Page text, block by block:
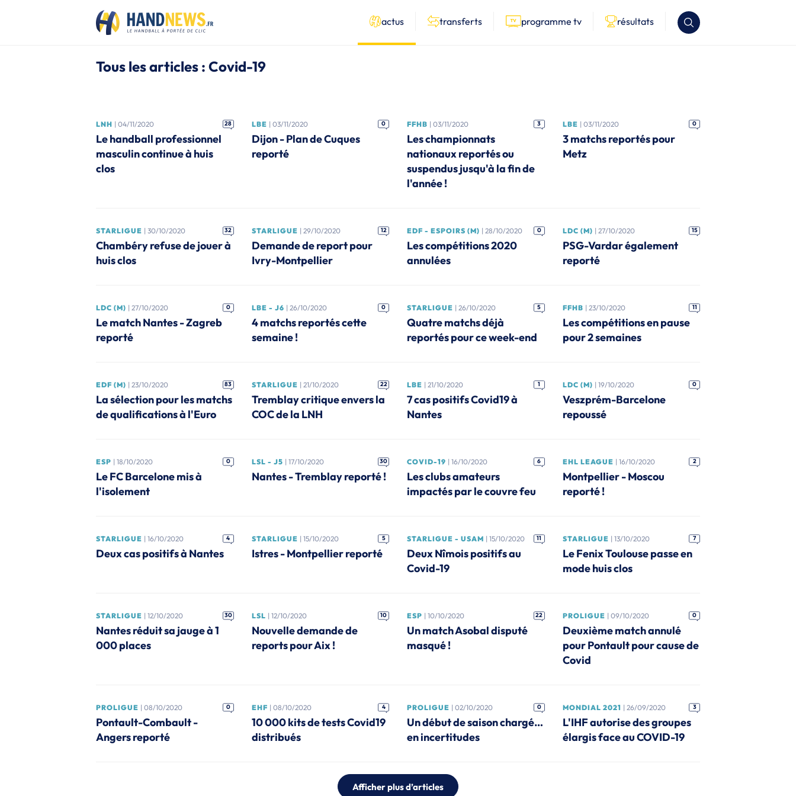
actus transferts programme tv résultats
Tous les articles : Covid-19
LNH | 04/11/2020 28
Le handball professionnel
masculin continue à huis
clos
LBE | 03/11/2020 0
Dijon - Plan de Cuques
reporté
FFHB | 03/11/2020 3
Les championnats
nationaux reportés ou
suspendus jusqu'à la fin de
l'année !
LBE | 03/11/2020 0
3 matchs reportés pour
Metz
STARLIGUE | 30/10/2020 32
Chambéry refuse de jouer à
huis clos
STARLIGUE | 29/10/2020 12
Demande de report pour
Ivry-Montpellier
EDF - ESPOIRS (M) | 28/10/2020 0
Les compétitions 2020
annulées
LDC (M) | 27/10/2020 15
PSG-Vardar également
reporté
LDC (M) | 27/10/2020 0
Le match Nantes - Zagreb
reporté
LBE - J6 | 26/10/2020 0
4 matchs reportés cette
semaine !
STARLIGUE | 26/10/2020 5
Quatre matchs déjà
reportés pour ce week-end
FFHB | 23/10/2020 11
Les compétitions en pause
pour 2 semaines
EDF (M) | 23/10/2020 83
La sélection pour les matchs
de qualifications à l'Euro
STARLIGUE | 21/10/2020 22
Tremblay critique envers la
COC de la LNH
LBE | 21/10/2020 1
7 cas positifs Covid19 à
Nantes
LDC (M) | 19/10/2020 0
Veszprém-Barcelone
repoussé
ESP | 18/10/2020 0
Le FC Barcelone mis à
l'isolement
LSL - J5 | 17/10/2020 30
Nantes - Tremblay reporté !
COVID-19 | 16/10/2020 6
Les clubs amateurs
impactés par le couvre feu
EHL LEAGUE | 16/10/2020 2
Montpellier - Moscou
reporté !
STARLIGUE | 16/10/2020 4
Deux cas positifs à Nantes
STARLIGUE | 15/10/2020 5
Istres - Montpellier reporté
STARLIGUE - USAM | 15/10/2020 11
Deux Nîmois positifs au
Covid-19
STARLIGUE | 13/10/2020 7
Le Fenix Toulouse passe en
mode huis clos
STARLIGUE | 12/10/2020 30
Nantes réduit sa jauge à 1
000 places
LSL | 12/10/2020 10
Nouvelle demande de
reports pour Aix !
ESP | 10/10/2020 22
Un match Asobal disputé
masqué !
PROLIGUE | 09/10/2020 0
Deuxième match annulé
pour Pontault pour cause de
Covid
PROLIGUE | 08/10/2020 0
Pontault-Combault -
Angers reporté
EHF | 08/10/2020 4
10 000 kits de tests Covid19
distribués
PROLIGUE | 02/10/2020 0
Un début de saison chargé…
en incertitudes
MONDIAL 2021 | 26/09/2020 3
L'IHF autorise des groupes
élargis face au COVID-19
Afficher plus d’articles